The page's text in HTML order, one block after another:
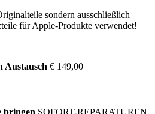
sondern ausschließlich
für Apple-Produkte verwendet!
Austausch € 149,00
bringen SOFORT-REPARATUREN